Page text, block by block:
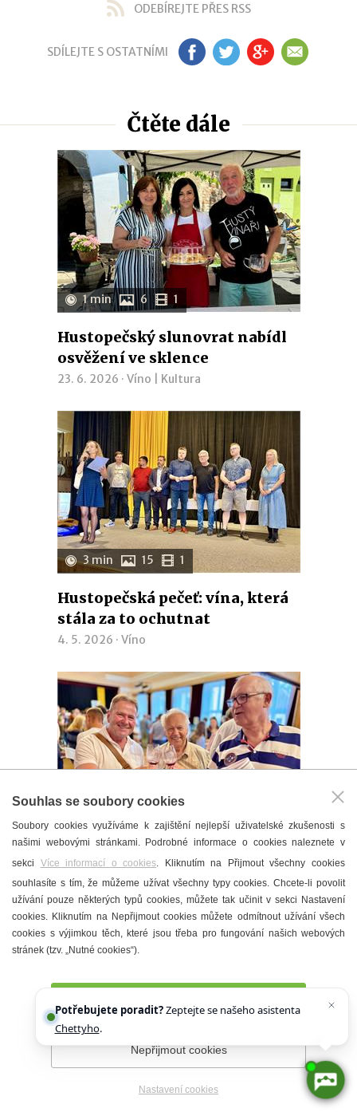
ODEBÍREJTE PŘES RSS
SDÍLEJTE S OSTATNÍMI FB TW GP EM
Čtěte dále
1 min 6 1
Hustopečský slunovrat nabídl
osvěžení ve sklence
23. 6. 2026 · Víno Kultura
3 min 15 1
Hustopečská pečeť: vína, která
stála za to ochutnat
4. 5. 2026 · Víno
1 min 4
Výběr vzorků & bodování vín na
Májový košt vín se blíží
7. 4. 2026 · Víno
APLIKACE HUSTOPEČE
Souhlas se soubory cookies
Soubory cookies využíváme k zajištění nejlepší uživatelské zkušenosti s
našimi webovými stránkami. Podrobné informace o cookies naleznete v
sekci Více informací o cookies. Kliknutím na Přijmout všechny cookies
souhlasíte s tím, že můžeme užívat všechny typy cookies. Chcete-li povolit
užívání pouze některých typů cookies, můžete tak učinit v sekci Nastavení
cookies. Kliknutím na Nepřijmout cookies můžete odmítnout užívání všech
cookies s výjimkou těch, které jsou třeba pro fungování našich webových
stránek (tzv. „Nutné cookies“).
Nepřijmout cookies
Nastavení cookies
Potřebujete poradit?Zeptejte se našeho asistenta
Chettyho.